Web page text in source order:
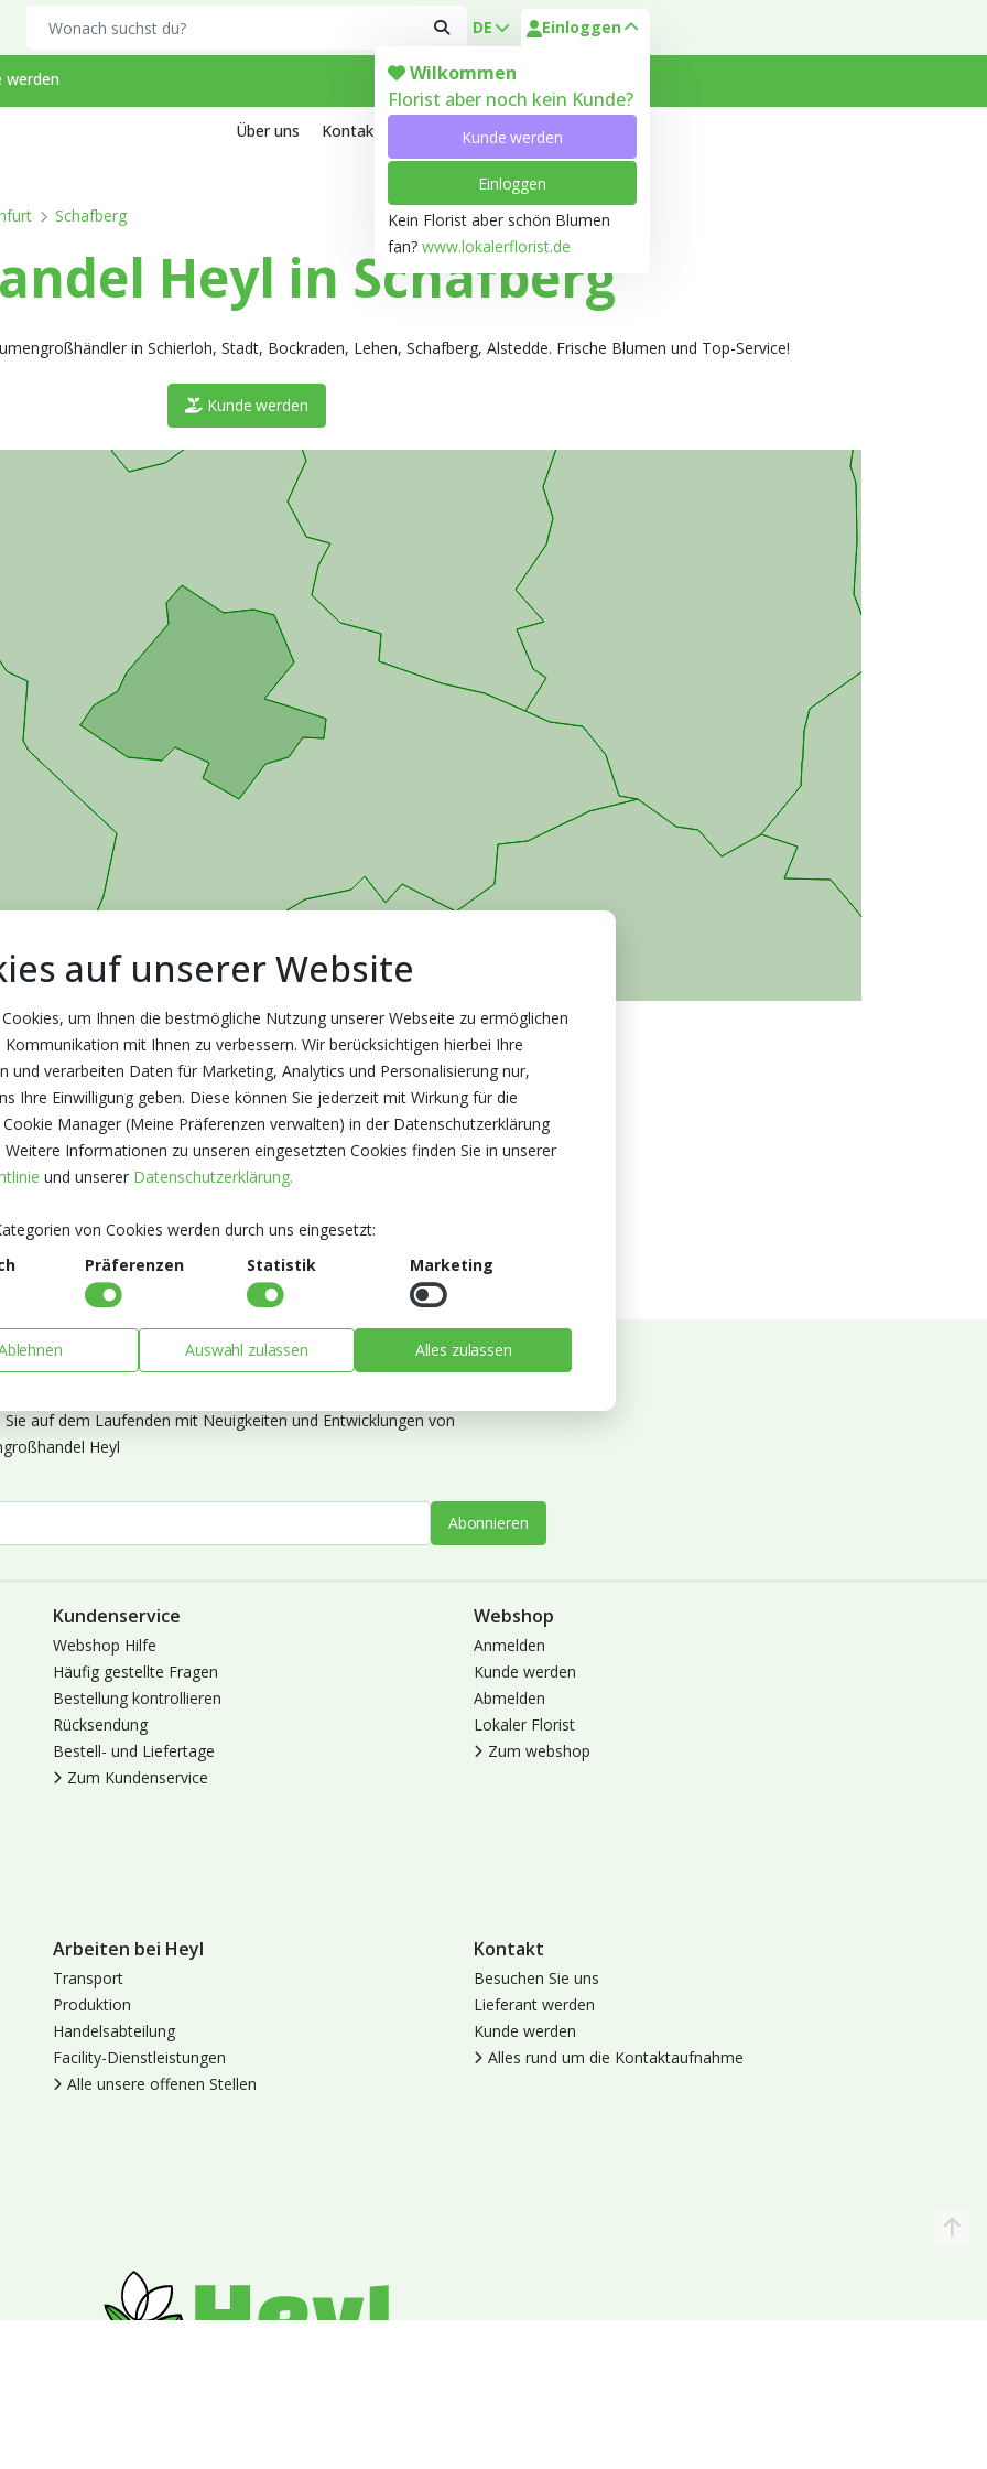
DE Einloggen
Wilkommen
Florist aber noch kein Kunde?
Kunde werden
Einloggen
Kein Florist aber schön Blumen
fan? www.lokalerflorist.de
werden
Über uns Kontakt Arbeiten bei Heyl Kundenservice
Schafberg
Heyl in Schafberg
in Schierloh, Stadt, Bockraden, Lehen, Schafberg, Alstedde. Frische Blumen und Top-Service!
Kunde werden
Sie unseren Newsletter
Sie auf dem Laufenden mit Neuigkeiten und Entwicklungen von
Heyl
Abonnieren
Kundenservice
Webshop Hilfe
Häufig gestellte Fragen
Bestellung kontrollieren
Rücksendung
Bestell- und Liefertage
Zum Kundenservice
Webshop
Anmelden
Kunde werden
Abmelden
Lokaler Florist
Zum webshop
Arbeiten bei Heyl
Transport
Produktion
Handelsabteilung
Facility-Dienstleistungen
Alle unsere offenen Stellen
Kontakt
Besuchen Sie uns
Lieferant werden
Kunde werden
Alles rund um die Kontaktaufnahme
auf unserer Website
um Ihnen die bestmögliche Nutzung unserer Webseite zu ermöglichen
Kommunikation mit Ihnen zu verbessern. Wir berücksichtigen hierbei Ihre
und verarbeiten Daten für Marketing, Analytics und Personalisierung nur,
Ihre Einwilligung geben. Diese können Sie jederzeit mit Wirkung für die
Manager (Meine Präferenzen verwalten) in der Datenschutzerklärung
Weitere Informationen zu unseren eingesetzten Cookies finden Sie in unserer
und unserer Datenschutzerklärung.
von Cookies werden durch uns eingesetzt:
Präferenzen Statistik Marketing
Auswahl zulassen Alles zulassen